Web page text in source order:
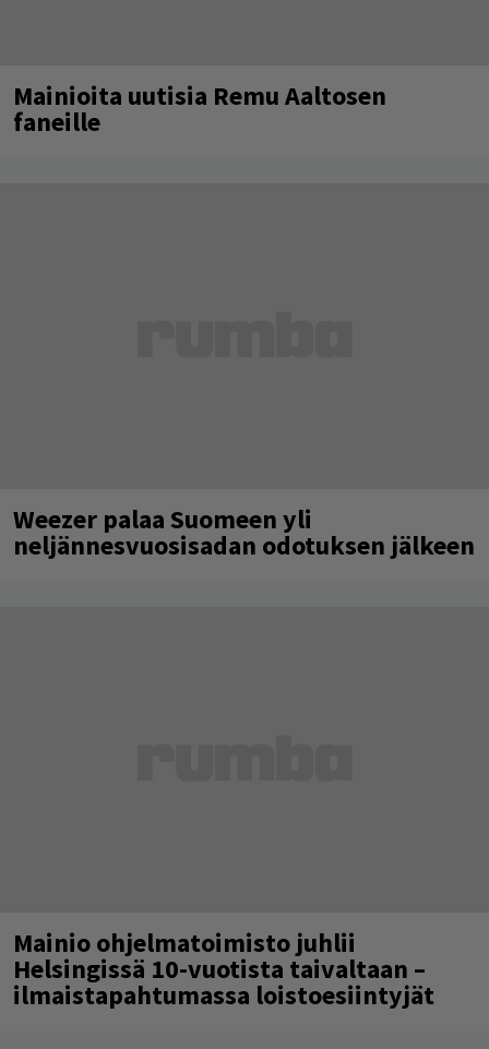
Mainioita uutisia Remu Aaltosen
faneille
Weezer palaa Suomeen yli
neljännesvuosisadan odotuksen jälkeen
Mainio ohjelmatoimisto juhlii
Helsingissä 10-vuotista taivaltaan –
ilmaistapahtumassa loistoesiintyjät